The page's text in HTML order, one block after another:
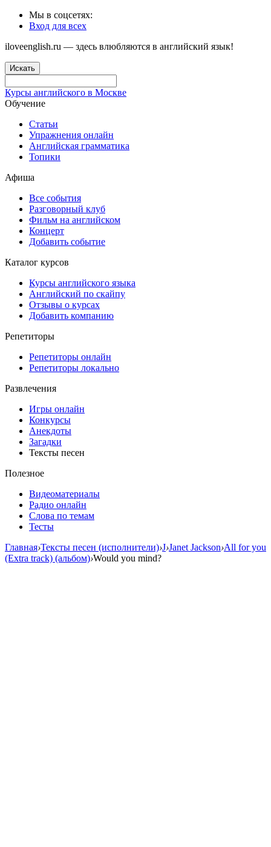
Мы в соцсетях:
Вход для всех
iloveenglish.ru — здесь влюбляются в английский язык!
Искать
Курсы английского в Москве
Обучение
Статьи
Упражнения онлайн
Английская грамматика
Топики
Афиша
Все события
Разговорный клуб
Фильм на английском
Концерт
Добавить событие
Каталог курсов
Курсы английского языка
Английский по скайпу
Отзывы о курсах
Добавить компанию
Репетиторы
Репетиторы онлайн
Репетиторы локально
Развлечения
Игры онлайн
Конкурсы
Анекдоты
Загадки
Тексты песен
Полезное
Видеоматериалы
Радио онлайн
Слова по темам
Тесты
Главная›Тексты песен (исполнители)›J›Janet Jackson›All for you
(Extra track) (альбом)›Would you mind?